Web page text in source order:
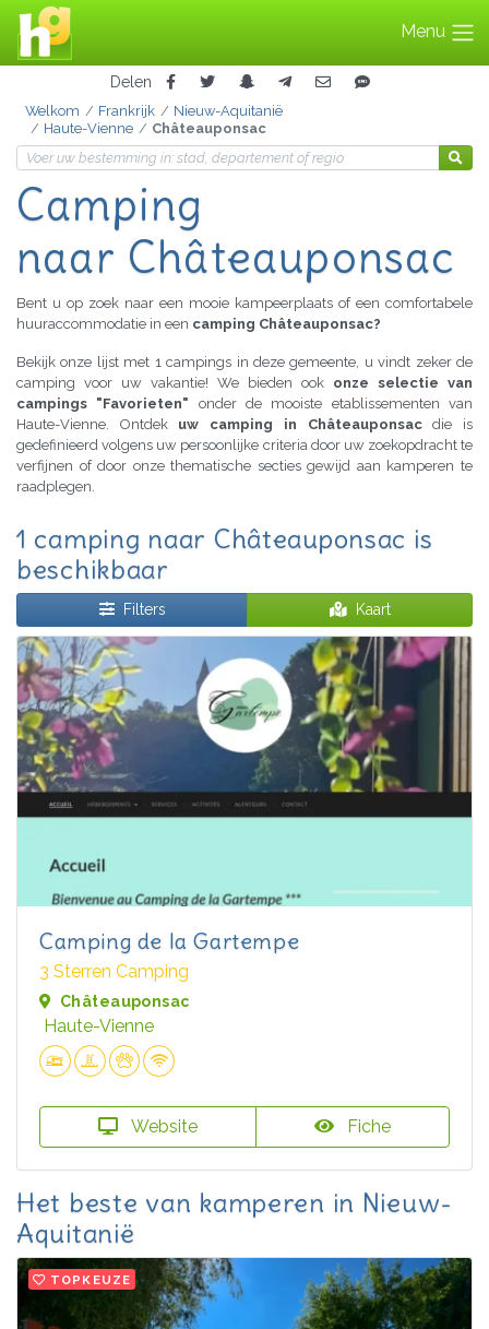
Menu
Delen
Welkom Frankrijk
Nieuw-Aquitanië
Haute-Vienne
Châteauponsac
Camping
naar Châteauponsac
Bent u op zoek naar een mooie kampeerplaats of een comfortabele
huuraccommodatie in een camping Châteauponsac?
Bekijk onze lijst met 1 campings in deze gemeente, u vindt zeker de
camping voor uw vakantie! We bieden ook onze selectie van
campings "Favorieten" onder de mooiste etablissementen van
Haute-Vienne. Ontdek uw camping in Châteauponsacdie is
gedefinieerd volgens uw persoonlijke criteria door uw zoekopdracht te
verfijnen of door onze thematische secties gewijd aan kamperen te
raadplegen.
1 camping naar Châteauponsac is
beschikbaar
Filters Kaart
Camping de la Gartempe
3 Sterren Camping
Châteauponsac
Haute-Vienne
Website Fiche
Het beste van kamperen in Nieuw-
Aquitanië
TOPKEUZE